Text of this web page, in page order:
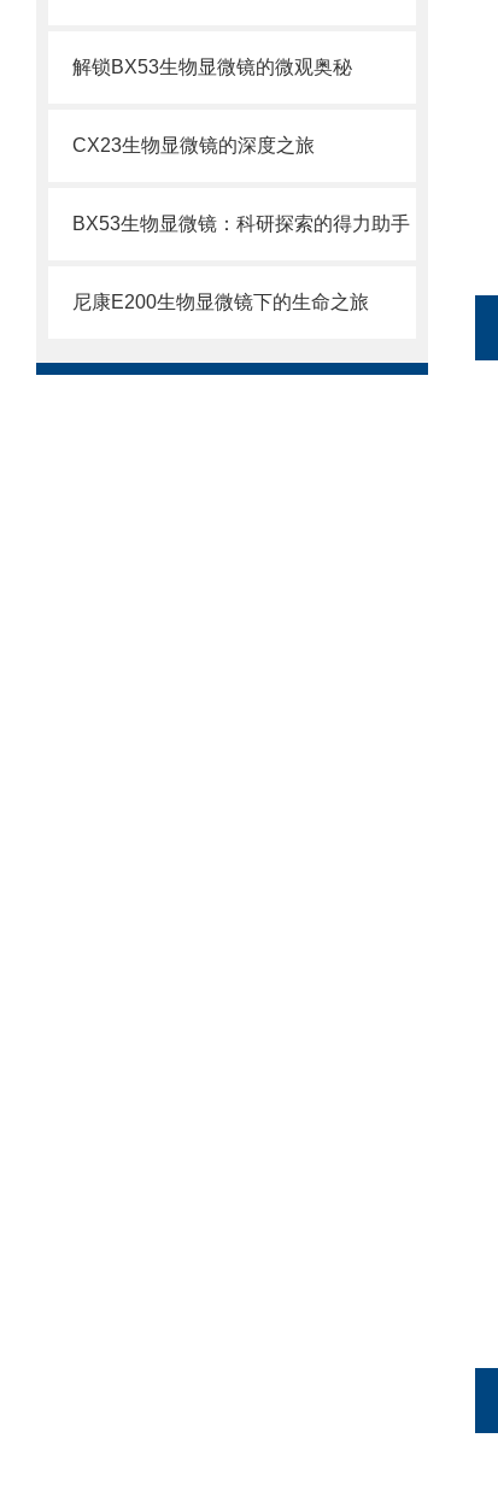
解锁BX53生物显微镜的微观奥秘
CX23生物显微镜的深度之旅
BX53生物显微镜：科研探索的得力助手
尼康E200生物显微镜下的生命之旅